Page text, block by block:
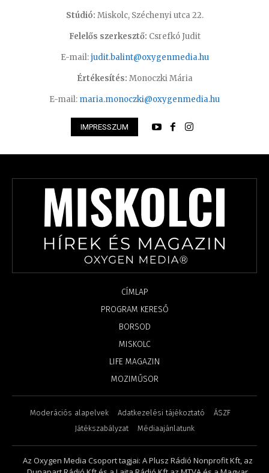
Stúdió: Miskolc, Széchenyi utca 22.
Felelős szerkesztő: Csrefkó Judit
E-mail:judit.balint@oxygenmedia.hu
Értékesítés: Monoczki Mária
E-mail: maria.monoczki@oxygenmedia.hu
IMPRESSZUM
CÍMLAP
PROGRAM KERESŐ
BORSOD
MISKOLC
LIFE MAGAZIN
MOZIMŰSOR
Moderációs alapelvek Adatkezelési tájékoztató
ÁSZF
Játékszabályzat
Médiaajánlatunk
Az Oxygen Media Csoport tagjai: A Plusz Rádió Nonprofit Kft, az